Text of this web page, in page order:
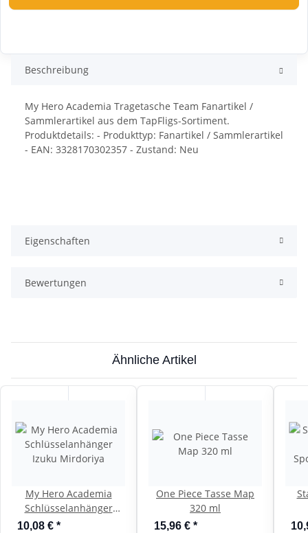
Beschreibung
My Hero Academia Tragetasche Team Fanartikel /
Sammlerartikel aus dem TapFligs-Sortiment.
Produktdetails: - Produkttyp: Fanartikel / Sammlerartikel
- EAN: 3328170302357 - Zustand: Neu
Eigenschaften
Bewertungen
Ähnliche Artikel
My Hero Academia
Schlüsselanhänger
Izuku Mirdoriya
10,08 € *
One Piece Tasse Map
320 ml
15,96 € *